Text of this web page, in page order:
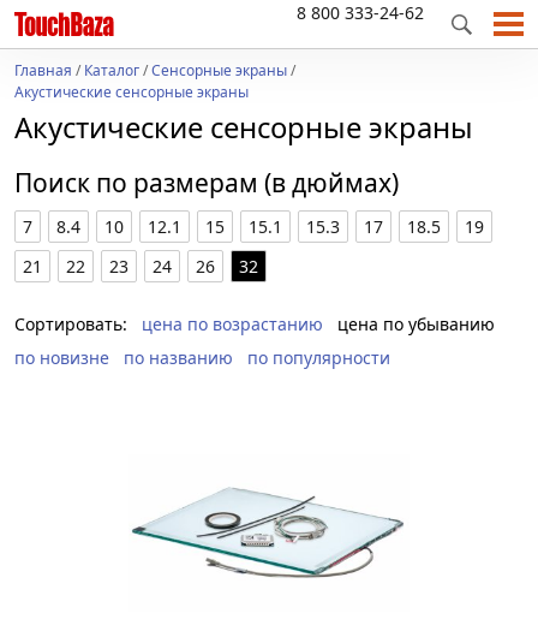
8 800 333-24-62
Главная /Каталог/Сенсорные экраны/
Акустические сенсорные экраны
Акустические сенсорные экраны
Поиск по размерам (в дюймах)
7 8.4 10 12.1 15 15.1 15.3 17 18.5
19
21
22 23 24 26 32
Сортировать: цена по возрастанию
цена по убыванию
по новизне
по названию по популярности